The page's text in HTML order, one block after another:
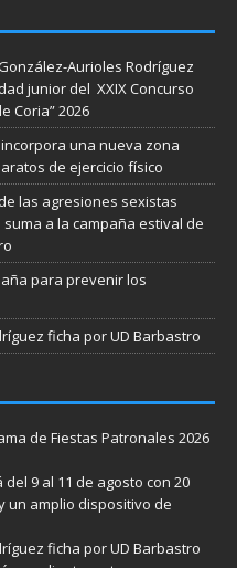
Aurioles Rodríguez
junior del XXIX Concurso
Coria” 2026
una nueva zona
de ejercicio físico
las agresiones sexistas
a la campaña estival de
para prevenir los
ficha por UD Barbastro
de Fiestas Patronales 2026
9 al 11 de agosto con 20
un amplio dispositivo de
ficha por UD Barbastro